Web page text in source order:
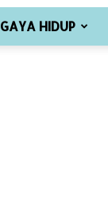
GAYA HIDUP